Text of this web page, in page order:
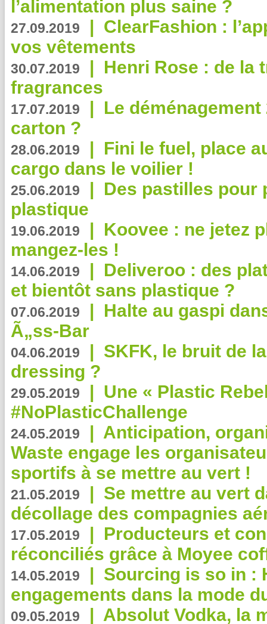
l’alimentation plus saine ?
27.09.2019 | ClearFashion :
vos vêtements
30.07.2019 | Henri Rose : de la
fragrances
17.07.2019 | Le
carton ?
28.06.2019 | Fini le fuel, place
cargo dans le voilier !
25.06.2019 | Des pastilles pour
plastique
19.06.2019 | Koovee : ne jetez
mangez-les !
14.06.2019 | Deliveroo : des
et bientôt sans plastique ?
07.06.2019 | Halte au gaspi
Ã„ss-Bar
04.06.2019 | SKFK, le bruit de
dressing ?
29.05.2019 | Une « Plastic
#NoPlasticChallenge
24.05.2019 | Anticipation,
Waste engage les
sportifs à se mettre au vert !
21.05.2019 | Se mettre au vert
décollage des compagnies
17.05.2019 | Producteurs et
réconciliés grâce à Moyee
14.05.2019 | Sourcing is so in :
engagements dans la mode
09.05.2019 | Absolut Vodka, la